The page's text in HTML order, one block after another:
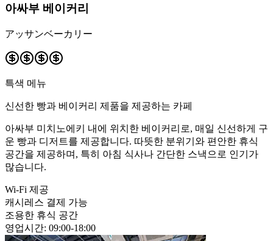
아싸부 베이커리
アッサンベーカリー
특색 메뉴
신선한 빵과 베이커리 제품을 제공하는 카페
아싸부 미치노에키 내에 위치한 베이커리로, 매일 신선하게 구
운 빵과 디저트를 제공합니다. 따뜻한 분위기와 편안한 휴식
공간을 제공하며, 특히 아침 식사나 간단한 스낵으로 인기가
많습니다.
Wi-Fi 제공
캐시레스 결제 가능
조용한 휴식 공간
영업시간: 09:00-18:00